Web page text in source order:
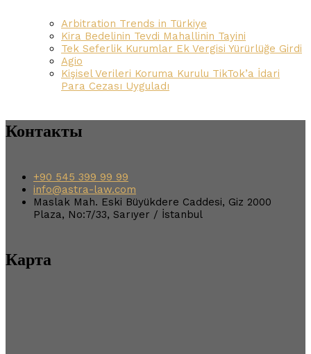
Arbitration Trends in Türkiye
Kira Bedelinin Tevdi Mahallinin Tayini
Tek Seferlik Kurumlar Ek Vergisi Yürürlüğe Girdi
Agio
Kişisel Verileri Koruma Kurulu TikTok’a İdari
Para Cezası Uyguladı
Контакты
+90 545 399 99 99
info@astra-law.com
Maslak Mah. Eski Büyükdere Caddesi, Giz 2000
Plaza, No:7/33, Sarıyer / İstanbul
Карта